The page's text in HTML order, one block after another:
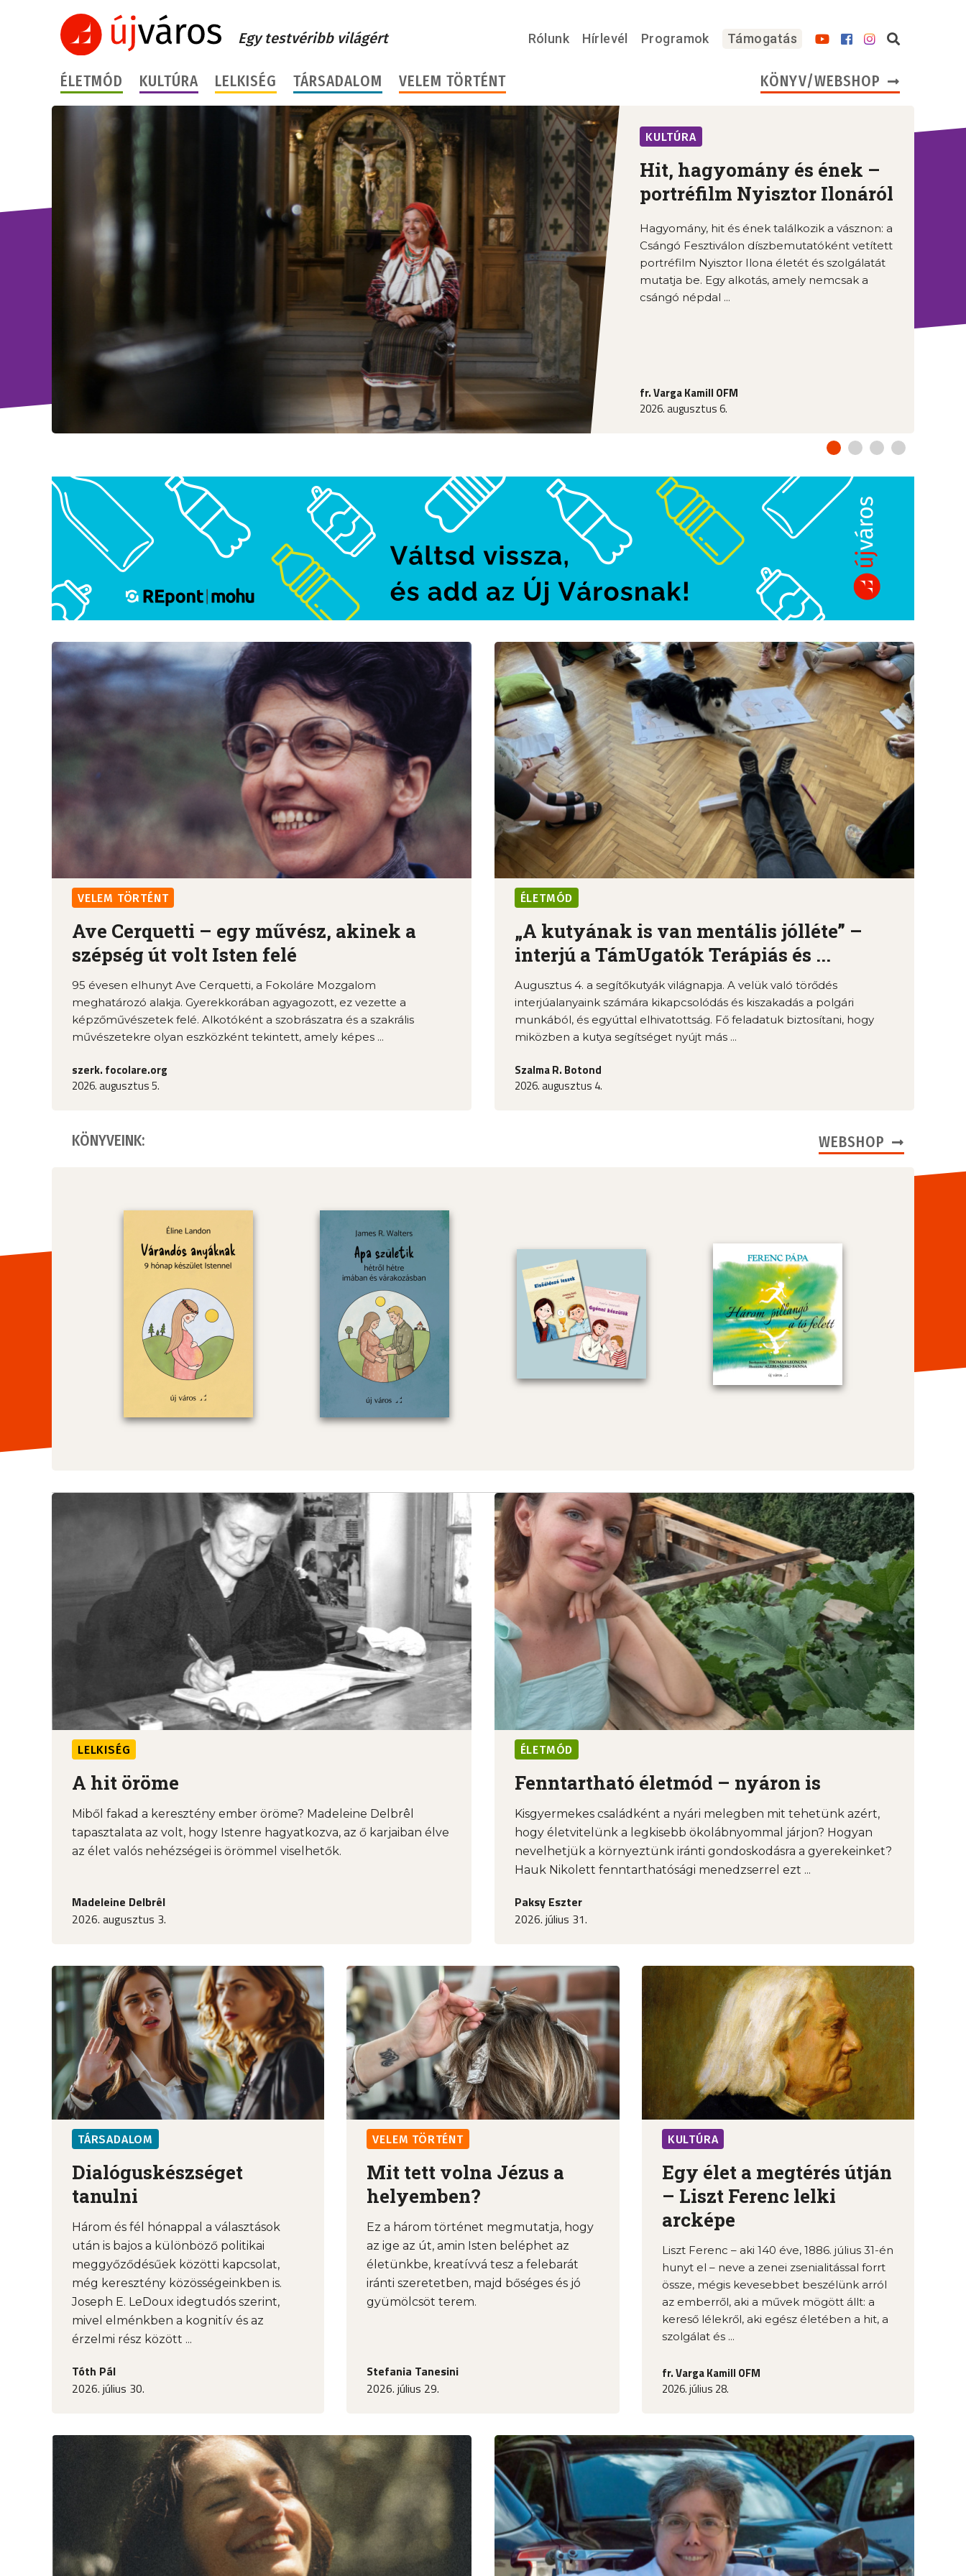
Egy testvéribb világért Rólunk Hírlevél Programok Támogatás
ÉLETMÓD KULTÚRA LELKISÉG TÁRSADALOM VELEM TÖRTÉNT KÖNYV/WEBSHOP
KULTÚRA
Hit, hagyomány és ének –
portréfilm Nyisztor Ilonáról
Hagyomány, hit és ének találkozik a vásznon: a
Csángó Fesztiválon díszbemutatóként vetített
portréfilm Nyisztor Ilona életét és szolgálatát
mutatja be. Egy alkotás, amely nemcsak a
csángó népdal ...
fr. Varga Kamill OFM
2026. augusztus 6.
VELEM TÖRTÉNT
Ave Cerquetti – egy művész, akinek a
szépség út volt Isten felé
95 évesen elhunyt Ave Cerquetti, a Fokoláre Mozgalom
meghatározó alakja. Gyerekkorában agyagozott, ez vezette a
képzőművészetek felé. Alkotóként a szobrászatra és a szakrális
művészetekre olyan eszközként tekintett, amely képes ...
szerk. focolare.org
2026. augusztus 5.
ÉLETMÓD
„A kutyának is van mentális jólléte” –
interjú a TámUgatók Terápiás és ...
Augusztus 4. a segítőkutyák világnapja. A velük való törődés
interjúalanyaink számára kikapcsolódás és kiszakadás a polgári
munkából, és egyúttal elhivatottság. Fő feladatuk biztosítani, hogy
miközben a kutya segítséget nyújt más ...
Szalma R. Botond
2026. augusztus 4.
KÖNYVEINK: WEBSHOP
LELKISÉG
A hit öröme
Miből fakad a keresztény ember öröme? Madeleine Delbrêl
tapasztalata az volt, hogy Istenre hagyatkozva, az ő karjaiban élve
az élet valós nehézségei is örömmel viselhetők.
Madeleine Delbrêl
2026. augusztus 3.
ÉLETMÓD
Fenntartható életmód – nyáron is
Kisgyermekes családként a nyári melegben mit tehetünk azért,
hogy életvitelünk a legkisebb ökolábnyommal járjon? Hogyan
nevelhetjük a környeztünk iránti gondoskodásra a gyerekeinket?
Hauk Nikolett fenntarthatósági menedzserrel ezt ...
Paksy Eszter
2026. július 31.
TÁRSADALOM
Dialóguskészséget
tanulni
Három és fél hónappal a választások
után is bajos a különböző politikai
meggyőződésűek közötti kapcsolat,
még keresztény közösségeinkben is.
Joseph E. LeDoux idegtudós szerint,
mivel elménkben a kognitív és az
érzelmi rész között ...
Tóth Pál
2026. július 30.
VELEM TÖRTÉNT
Mit tett volna Jézus a
helyemben?
Ez a három történet megmutatja, hogy
az ige az út, amin Isten beléphet az
életünkbe, kreatívvá tesz a felebarát
iránti szeretetben, majd bőséges és jó
gyümölcsöt terem.
Stefania Tanesini
2026. július 29.
KULTÚRA
Egy élet a megtérés útján
– Liszt Ferenc lelki
arcképe
Liszt Ferenc – aki 140 éve, 1886. július 31-én
hunyt el – neve a zenei zsenialitással forrt
össze, mégis kevesebbet beszélünk arról
az emberről, aki a művek mögött állt: a
kereső lélekről, aki egész életében a hit, a
szolgálat és ...
fr. Varga Kamill OFM
2026. július 28.